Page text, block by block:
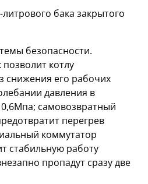
бака закрытого
безопасности.
котлу
снижения его рабочих
давления в
самовозвратный
перегрев
коммутатор
стабильную работу
пропадут сразу две